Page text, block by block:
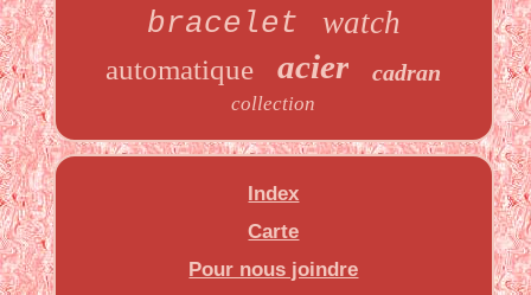
bracelet watch
automatique acier cadran
collection
Index
Carte
Pour nous joindre